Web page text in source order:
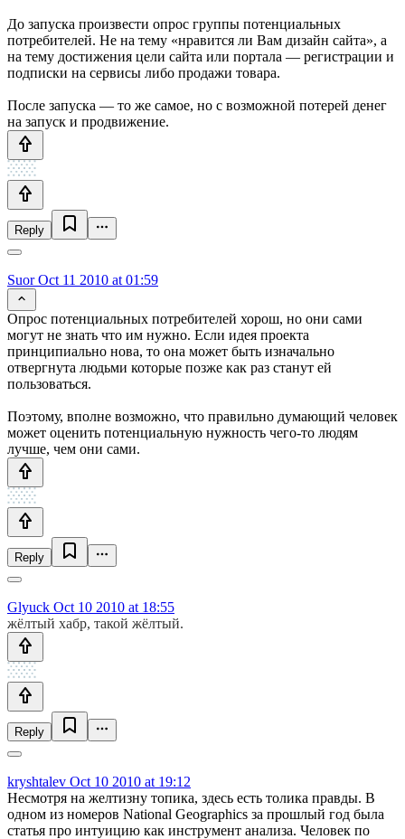
До запуска произвести опрос группы потенциальных
потребителей. Не на тему «нравится ли Вам дизайн сайта», а
на тему достижения цели сайта или портала — регистрации и
подписки на сервисы либо продажи товара.
После запуска — то же самое, но с возможной потерей денег
на запуск и продвижение.
Reply
SuorOct 11 2010 at 01:59
Опрос потенциальных потребителей хорош, но они сами
могут не знать что им нужно. Если идея проекта
принципиально нова, то она может быть изначально
отвергнута людьми которые позже как раз станут ей
пользоваться.
Поэтому, вполне возможно, что правильно думающий человек
может оценить потенциальную нужность чего-то людям
лучше, чем они сами.
Reply
Glyuck Oct 10 2010 at 18:55
жёлтый хабр, такой жёлтый.
Reply
kryshtalev Oct 10 2010 at 19:12
Несмотря на желтизну топика, здесь есть толика правды. В
одном из номеров National Geographics за прошлый год была
статья про интуицию как инструмент анализа. Человек по